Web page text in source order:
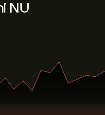
NU